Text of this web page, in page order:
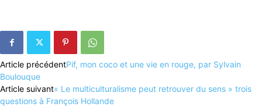
Article précédentPif, mon coco et une vie en rouge, par Sylvain
Boulouque
Article suivant« Le multiculturalisme peut retrouver du sens » trois
questions à François Hollande